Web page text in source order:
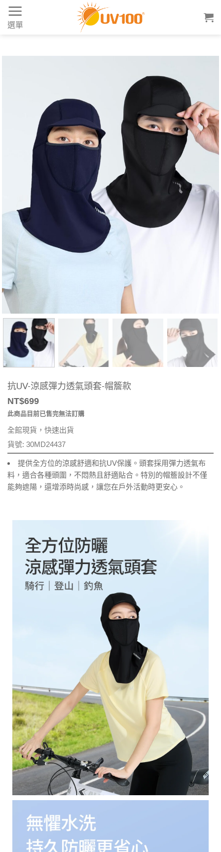
Skip
content
選單
抗UV-涼感彈力透氣頭套-帽簷款
NT$699
此商品目前已售完無法訂購
全館現貨，快速出貨
貨號: 30MD24437
提供全方位的涼感舒適和抗UV保護。頭套採用彈力透氣布
料，適合各種頭圍，不悶熱且舒適貼合。特別的帽簷設計不僅
能夠遮陽，還增添時尚感，讓您在戶外活動時更安心。